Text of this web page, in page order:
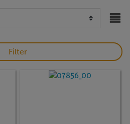
Filter